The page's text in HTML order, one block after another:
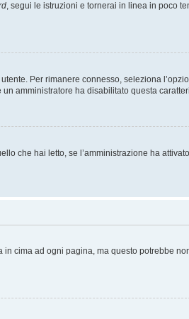
, segui le istruzioni e tornerai in linea in poco
Per rimanere connesso, seleziona
amministratore ha disabilitato questa
che hai letto, se l’amministrazione ha
cima ad ogni pagina, ma questo potrebbe